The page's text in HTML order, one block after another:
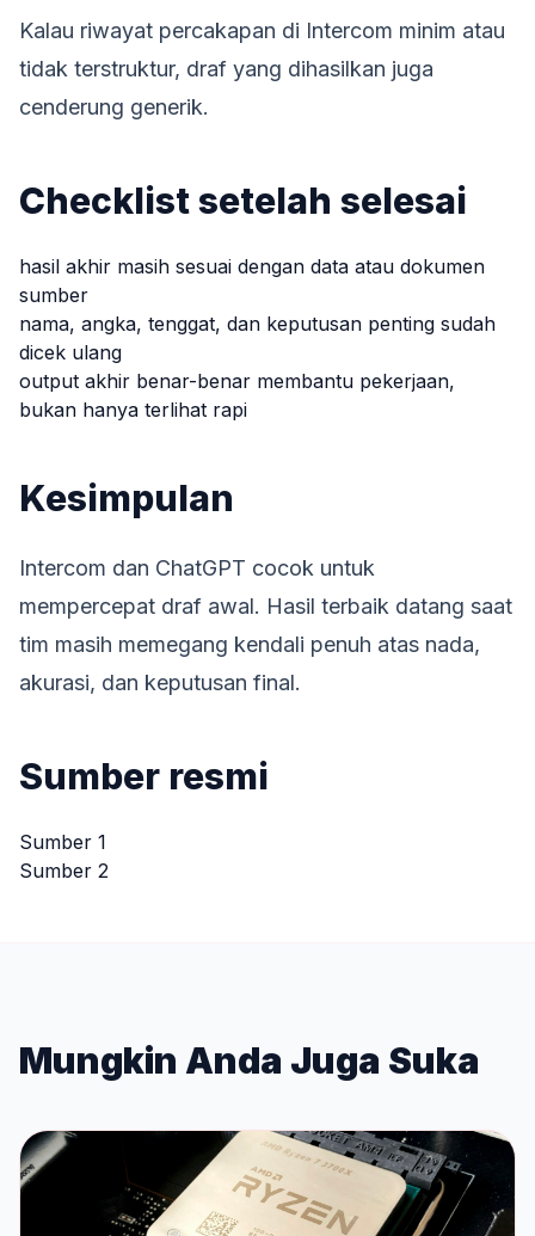
Kalau riwayat percakapan di Intercom minim atau
tidak terstruktur, draf yang dihasilkan juga
cenderung generik.
Checklist setelah selesai
hasil akhir masih sesuai dengan data atau dokumen
sumber
nama, angka, tenggat, dan keputusan penting sudah
dicek ulang
output akhir benar-benar membantu pekerjaan,
bukan hanya terlihat rapi
Kesimpulan
Intercom dan ChatGPT cocok untuk
mempercepat draf awal. Hasil terbaik datang saat
tim masih memegang kendali penuh atas nada,
akurasi, dan keputusan final.
Sumber resmi
Sumber 1
Sumber 2
Mungkin Anda Juga Suka